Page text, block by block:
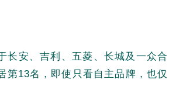
长安、吉利、五菱、长城及一众合
第13名，即使只看自主品牌，也仅